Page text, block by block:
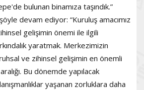
bulunan binamıza taşındık.”
devam ediyor: “Kuruluş amacımız
gelişimin önemi ile ilgili
yaratmak. Merkezimizin
ve zihinsel gelişimin en önemli
Bu dönemde yapılacak
yaşanan zorluklara daha